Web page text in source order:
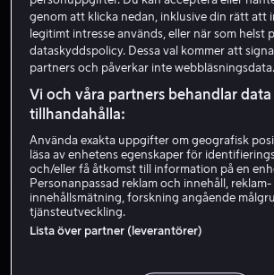
Bara hos oss Från 49 kr
genom att klicka nedan, inklusive din rätt att
legitimt intresse används, eller när som helst
dataskyddspolicy. Dessa val kommer att
partners och påverkar inte webbläsningsdata.
Vi och våra partners behandlar
tillhandahålla:
Använda exakta uppgifter om geografisk
läsa av enhetens egenskaper för
och/eller få åtkomst till information på en
Personanpassad reklam och innehåll, reklam-
innehållsmätning, forskning angående
tjänsteutveckling.
Lista över partner (leverantörer)